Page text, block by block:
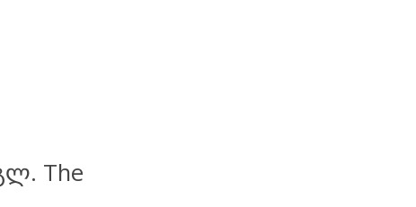
The